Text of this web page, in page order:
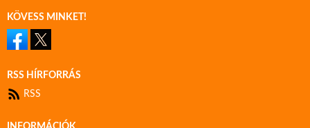
KÖVESS MINKET!
RSS HÍRFORRÁS
RSS